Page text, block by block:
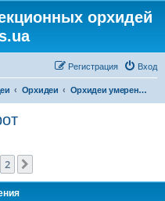
орхидей
Вход
Регистрация
Орхидеи Орхидеи умеренных широт
2